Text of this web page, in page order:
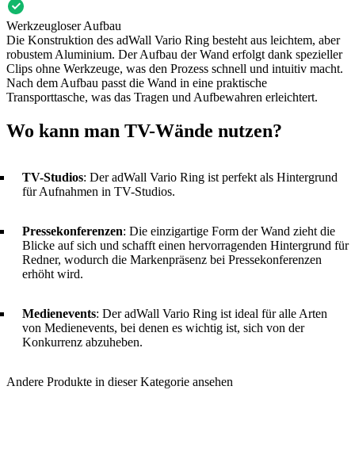
Werkzeugloser Aufbau
Die Konstruktion des adWall Vario Ring besteht aus leichtem, aber
robustem Aluminium. Der Aufbau der Wand erfolgt dank spezieller
Clips ohne Werkzeuge, was den Prozess schnell und intuitiv macht.
Nach dem Aufbau passt die Wand in eine praktische
Transporttasche, was das Tragen und Aufbewahren erleichtert.
Wo kann man TV-Wände nutzen?
TV-Studios: Der adWall Vario Ring ist perfekt als Hintergrund
für Aufnahmen in TV-Studios.
Pressekonferenzen: Die einzigartige Form der Wand zieht die
Blicke auf sich und schafft einen hervorragenden Hintergrund für
Redner, wodurch die Markenpräsenz bei Pressekonferenzen
erhöht wird.
Medienevents: Der adWall Vario Ring ist ideal für alle Arten
von Medienevents, bei denen es wichtig ist, sich von der
Konkurrenz abzuheben.
Andere Produkte in dieser Kategorie ansehen